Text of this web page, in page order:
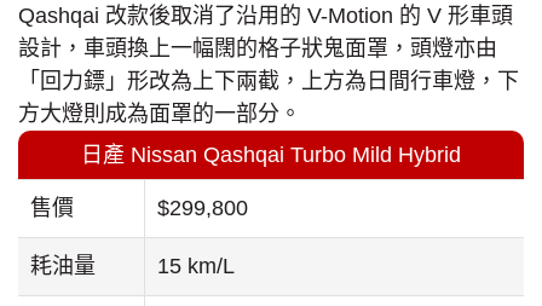
Qashqai 改款後取消了沿用的 V-Motion 的 V 形車頭
設計，車頭換上一幅闊的格子狀鬼面罩，頭燈亦由
「回力鏢」形改為上下兩截，上方為日間行車燈，下
方大燈則成為面罩的一部分。
日產 Nissan Qashqai Turbo Mild Hybrid
售價 $299,800
耗油量 15 km/L